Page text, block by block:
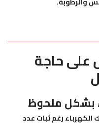
على حاجة
رغم ثبات عدد